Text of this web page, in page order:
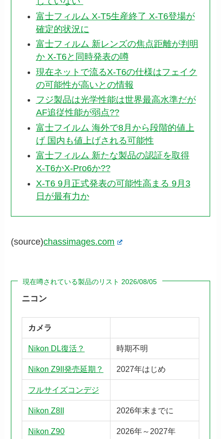
富士フィルム X-T5生産終了 X-T6登場が
確定的状況に
富士フィルム 新レンズの焦点距離が判明
か X-T6と同時発表の噂
現在ネットで流るX-T6の仕様はフェイク
の可能性が高いとの情報
フジ製品は光学性能は世界最高水準だが
AF追従性能が弱点??
富士フイルム 海外で8月から段階的値上
げ 国内も値上げされる可能性
富士フィルム 新たな製品の認証を取得
X-T6かX-Pro6か??
X-T6 9月正式発表の可能性高まる 9月3
日が最有力か
(source)chassimages.com
現在噂されている製品のリスト 2026/08/05
ニコン
カメラ
Nikon DL復活？ 時期不明
Nikon Z9II発売延期？ 2027年はじめ
フルサイズコンデジ
Nikon Z8II 2026年末までに
Nikon Z90 2026年～2027年